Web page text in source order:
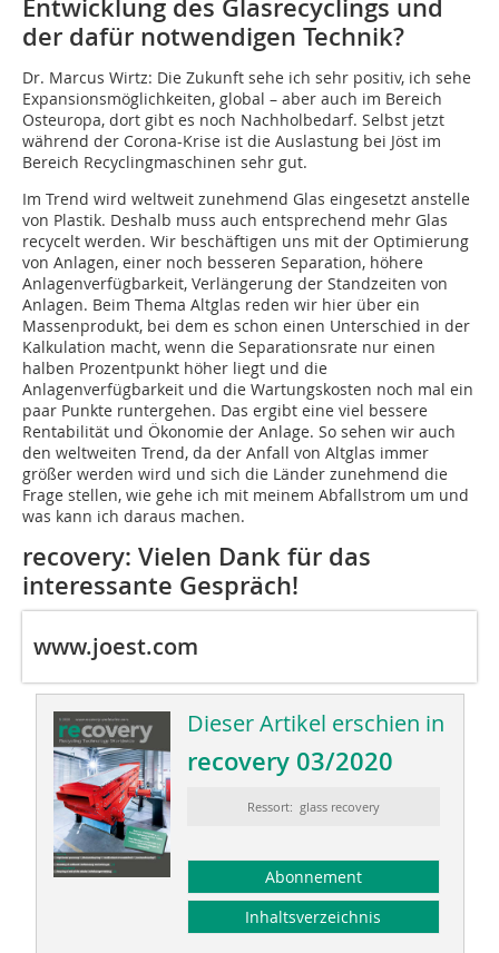
Entwicklung des Glasrecyclings und
der dafür notwendigen Technik?
Dr. Marcus Wirtz: Die Zukunft sehe ich sehr positiv, ich sehe
Expansionsmöglichkeiten, global – aber auch im Bereich
Osteuropa, dort gibt es noch Nachholbedarf. Selbst jetzt
während der Corona-Krise ist die Auslastung bei Jöst im
Bereich Recyclingmaschinen sehr gut.
Im Trend wird weltweit zunehmend Glas eingesetzt anstelle
von Plastik. Deshalb muss auch entsprechend mehr Glas
recycelt werden. Wir beschäftigen uns mit der Optimierung
von Anlagen, einer noch besseren Separation, höhere
Anlagenverfügbarkeit, Verlängerung der Standzeiten von
Anlagen. Beim Thema Altglas reden wir hier über ein
Massenprodukt, bei dem es schon einen Unterschied in der
Kalkulation macht, wenn die Separationsrate nur einen
halben Prozentpunkt höher liegt und die
Anlagenverfügbarkeit und die Wartungskosten noch mal ein
paar Punkte runtergehen. Das ergibt eine viel bessere
Rentabilität und Ökonomie der Anlage. So sehen wir auch
den weltweiten Trend, da der Anfall von Altglas immer
größer werden wird und sich die Länder zunehmend die
Frage stellen, wie gehe ich mit meinem Abfallstrom um und
was kann ich daraus machen.
recovery: Vielen Dank für das
interessante Gespräch!
www.joest.com
Dieser Artikel erschien in
recovery 03/2020
Ressort: glass recovery
Abonnement
Inhaltsverzeichnis